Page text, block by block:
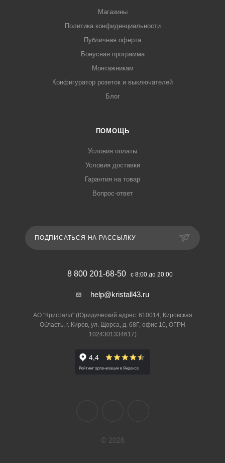
Магазины
Политика конфиденциальности
Публичная оферта
Бонусная программа
Монтажникам
Конфигуратор розеток и выключателей
Блог
ПОМОЩЬ
Условия оплаты
Условия доставки
Гарантия на товар
Вопрос-ответ
ПОДПИСАТЬСЯ НА РАССЫЛКУ
8 800 201-68-50 с 8:00 до 20:00
help@kristall43.ru
АО "Кристалл" (Юридический адрес: 610014, Кировская
Область, г. Киров, ул. Щорса, д. 68Г, офис 10, ОГРН
1024301334617)
© 2026